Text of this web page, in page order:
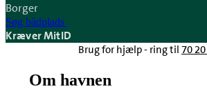
Borger
Søg bådplads
Kræver MitID
Brug for hjælp - ring til 70
Om havnen